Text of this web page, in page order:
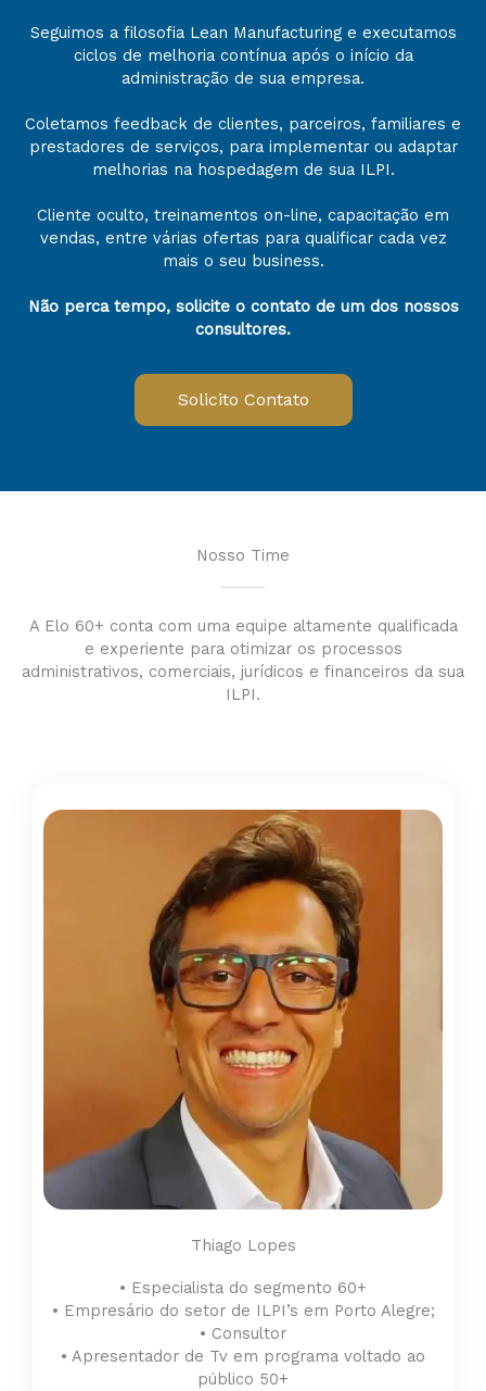
Seguimos a filosofia Lean Manufacturing e executamos
ciclos de melhoria contínua após o início da
administração de sua empresa.
Coletamos feedback de clientes, parceiros, familiares e
prestadores de serviços, para implementar ou adaptar
melhorias na hospedagem de sua ILPI.
Cliente oculto, treinamentos on-line, capacitação em
vendas, entre várias ofertas para qualificar cada vez
mais o seu business.
Não perca tempo, solicite o contato de um dos nossos
consultores.
Solicito Contato
Nosso Time
A Elo 60+ conta com uma equipe altamente qualificada
e experiente para otimizar os processos
administrativos, comerciais, jurídicos e financeiros da sua
ILPI.
Thiago Lopes
• Especialista do segmento 60+
• Empresário do setor de ILPI’s em Porto Alegre;
• Consultor
• Apresentador de Tv em programa voltado ao
público 50+